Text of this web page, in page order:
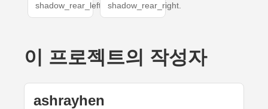
shadow_rear_left.
shadow_rear_right.
이 프로젝트의 작성자
ashrayhen